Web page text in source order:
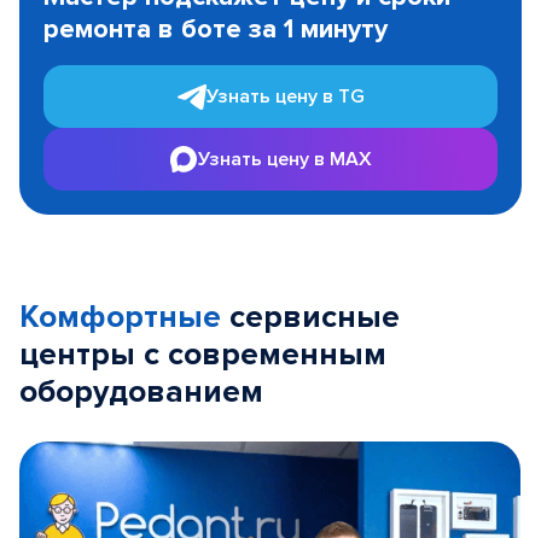
ремонта в боте за 1 минуту
Узнать цену в TG
Узнать цену в MAX
Комфортные сервисные
центры с современным
оборудованием